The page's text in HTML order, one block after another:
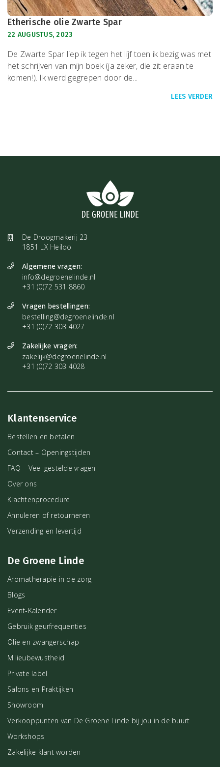
Etherische olie Zwarte Spar
22 AUGUSTUS, 2023
De Zwarte Spar liep ik tegen het lijf toen ik bezig was met
het schrijven van mijn boek (ja zeker, die zit eraan te
komen!). Ik werd gegrepen door de...
LEES VERDER
De Droogmakerij 23
1851 LX Heiloo
Algemene vragen:
info@degroenelinde.nl
+31 (0)72 531 8860
Vragen bestellingen:
bestelling@degroenelinde.nl
+31 (0)72 303 4027
Zakelijke vragen:
zakelijk@degroenelinde.nl
+31 (0)72 303 4028
Klantenservice
Bestellen en betalen
Contact – Openingstijden
FAQ – Veel gestelde vragen
Over ons
Klachtenprocedure
Annuleren of retourneren
Verzending en levertijd
De Groene Linde
Aromatherapie in de zorg
Blogs
Event-Kalender
Gebruik geurfrequenties
Olie en zwangerschap
Milieubewustheid
Private label
Salons en Praktijken
Showroom
Verkooppunten van De Groene Linde bij jou in de buurt
Workshops
Zakelijke klant worden